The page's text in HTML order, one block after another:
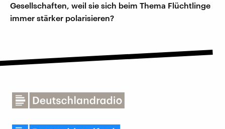
Gesellschaften, weil sie sich beim Thema Flüchtlinge
immer stärker polarisieren?